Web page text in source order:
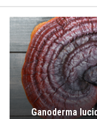
Ganoderma